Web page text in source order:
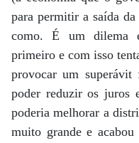
para permitir a saída
como. É um dilema
primeiro e com isso
provocar um
poder reduzir os juros
poderia melhorar a
muito grande e